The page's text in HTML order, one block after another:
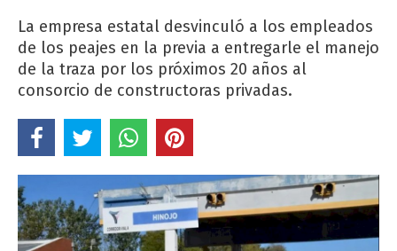
La empresa estatal desvinculó a los empleados
de los peajes en la previa a entregarle el manejo
de la traza por los próximos 20 años al
consorcio de constructoras privadas.